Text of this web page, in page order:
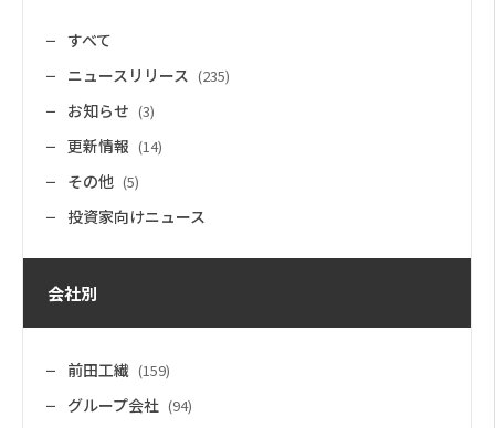
すべて
ニュースリリース (235)
お知らせ (3)
更新情報 (14)
その他 (5)
投資家向けニュース
会社別
前田工繊 (159)
グループ会社 (94)